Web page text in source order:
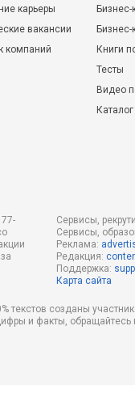
Изучили
он гуляет по утрам.
Вжух:
карьеры
вакансии
компаний
Бизнес-
Книги
Тесты
Видео
Сервисы,
Сервисы,
Реклама:
Редакция:
Поддержка:
Карта сайта
текстов созданы
и факты,